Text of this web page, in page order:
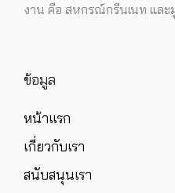
งาน คือ สหกรณ์กรีนเนท แล
ข้อมูล
หน้าแรก
เกี่ยวกับเรา
สนับสนุนเรา